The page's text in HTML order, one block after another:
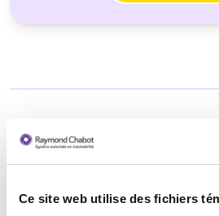
Ce site web utilise des fichiers
Syndic